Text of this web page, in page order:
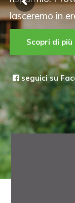
lasceremo in
Scopri di più
seguici su